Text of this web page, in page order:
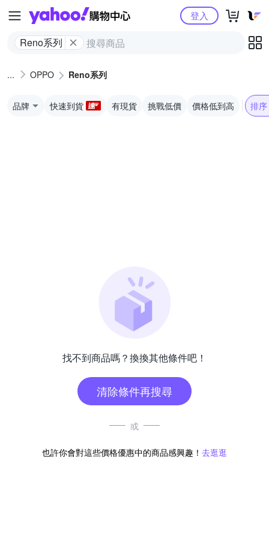
Yahoo購物中心
Reno系列
登入
OPPO Reno系列
品牌 快速到貨 有現貨 挑戰低價 價格低到高 排序
找不到商品嗎？換換其他條件吧！
清除條件再搜尋
或
也許你會對這些價格優惠中的商品感興趣！ 去逛逛